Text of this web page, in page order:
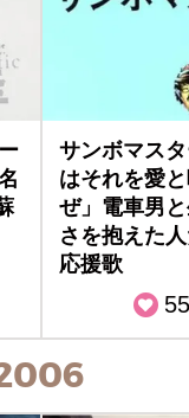
サンボマス
はそれを愛
ぜ」電車男
さを抱えた
応援歌
55